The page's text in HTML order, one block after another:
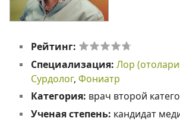
Рейтинг:
Специализация: Лор
Сурдолог, Фониатр
Категория: врач второй
Ученая степень: кандидат